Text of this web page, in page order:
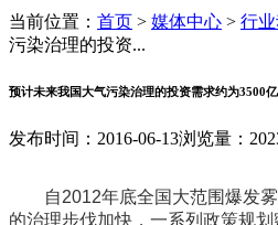
当前位置： 首页 > 媒体中心 > 行
污染治理的投资...
预计未来我国大气污染治理的投资需求约为3500
发布时间：2016-06-13浏览量：
自2012年底全国大范围爆发雾
的治理步伐加快，一系列政策规